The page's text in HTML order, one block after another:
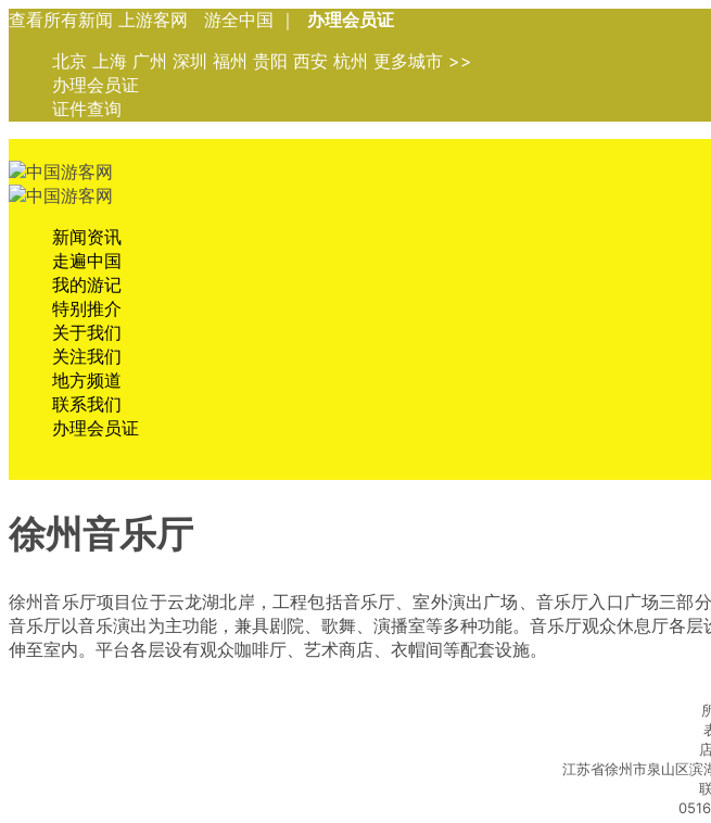
查看所有新闻 上游客网 游全中国 ｜
办理会员证
北京 上海 广州 深圳 福州 贵阳 西安 杭州 更多城市 >>
办理会员证
证件查询
新闻资讯
走遍中国
我的游记
特别推介
关于我们
关注我们
地方频道
联系我们
办理会员证
徐州音乐厅
徐州音乐厅项目位于云龙湖北岸，工程包括音乐厅、室外演出广场、音乐厅入口广场三
音乐厅以音乐演出为主功能，兼具剧院、歌舞、演播室等多种功能。音乐厅观众休息厅各
伸至室内。平台各层设有观众咖啡厅、艺术商店、衣帽间等配套设施。
江苏省徐州市泉山区滨